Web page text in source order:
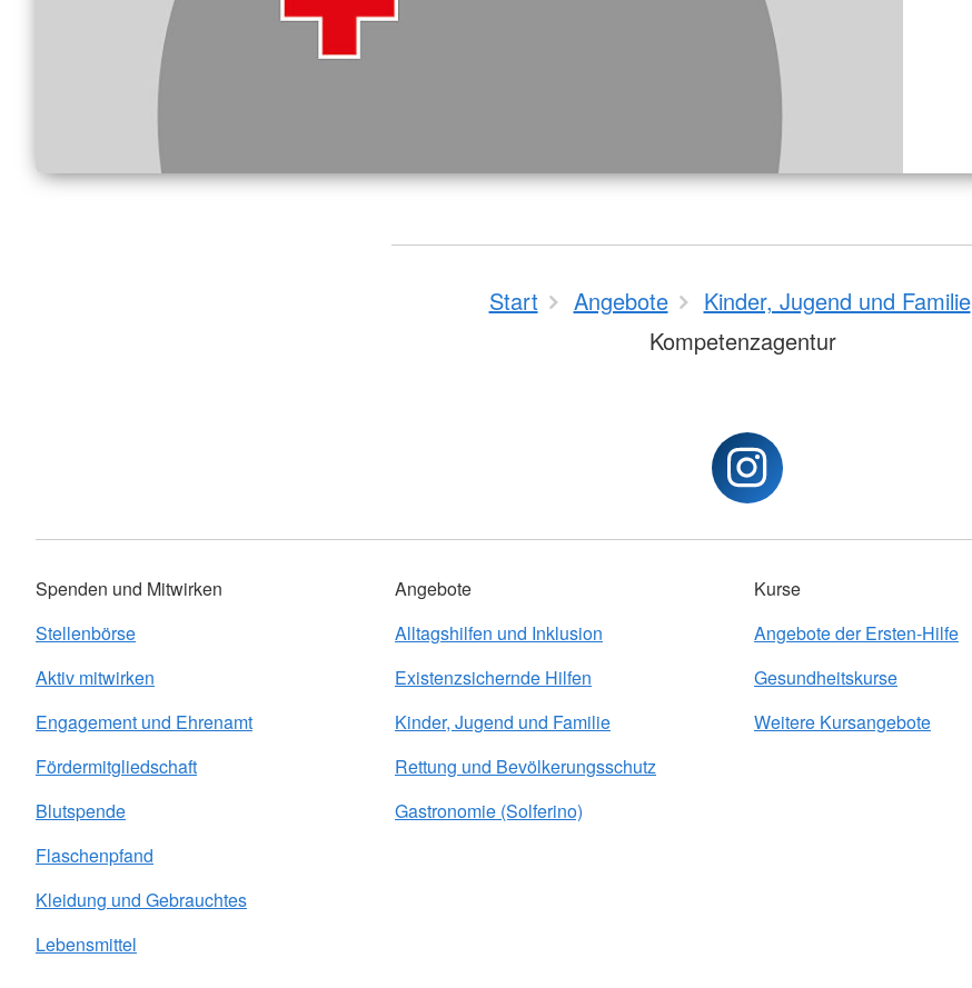
Start Angebote
Kinder, Jugend und Familie
Kompetenzagentur
Spenden und Mitwirken
Stellenbörse
Aktiv mitwirken
Engagement und Ehrenamt
Fördermitgliedschaft
Blutspende
Flaschenpfand
Kleidung und Gebrauchtes
Lebensmittel
Angebote
Alltagshilfen und Inklusion
Existenzsichernde Hilfen
Kinder, Jugend und Familie
Rettung und Bevölkerungsschutz
Gastronomie (Solferino)
Kurse
Angebote der Ersten-Hilfe
Gesundheitskurse
Weitere Kursangebote